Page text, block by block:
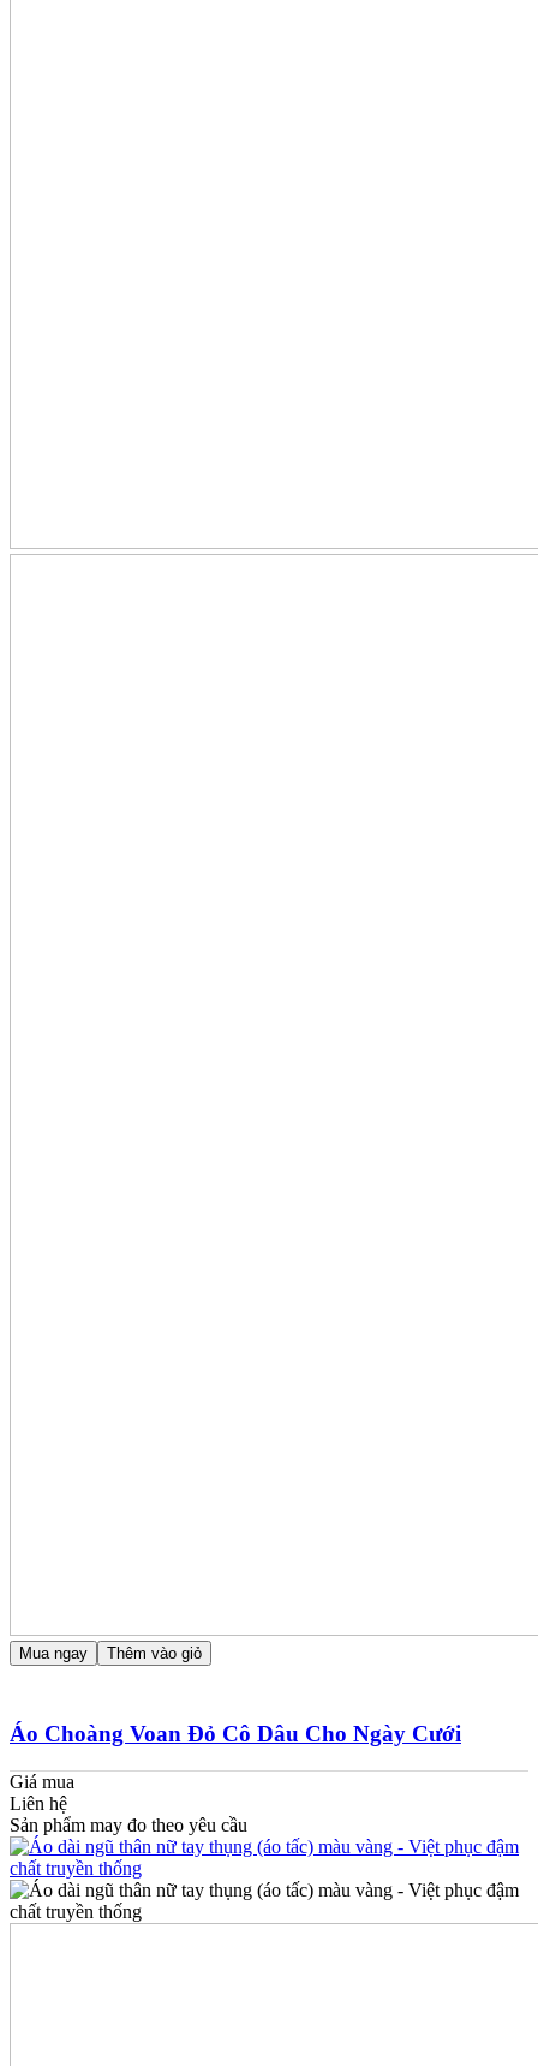
Mua ngay Thêm vào giỏ
Áo Choàng Voan Đỏ Cô Dâu Cho Ngày Cưới
Giá mua
Liên hệ
Sản phẩm may đo theo yêu cầu